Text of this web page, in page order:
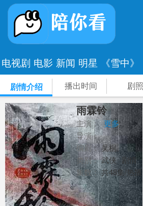
电视剧 电影 新闻 明星 《雪中》
剧情介绍 播出时间 剧照
雨霖铃
主演： 更多
导演：
编剧：吴桐
类别：武侠 剧情
集数：共48集/热播